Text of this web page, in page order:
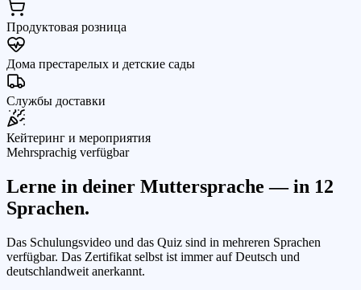
Продуктовая розница
Дома престарелых и детские сады
Службы доставки
Кейтеринг и мероприятия
Mehrsprachig verfügbar
Lerne in deiner Muttersprache — in 12
Sprachen.
Das Schulungsvideo und das Quiz sind in mehreren Sprachen
verfügbar. Das Zertifikat selbst ist immer auf Deutsch und
deutschlandweit anerkannt.